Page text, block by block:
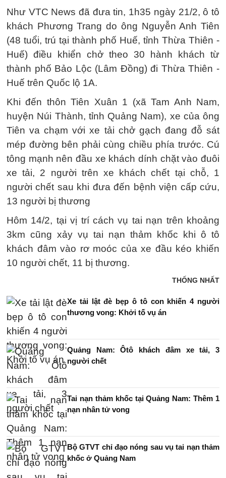
Như VTC News đã đưa tin, 1h35 ngày 21/2, ô tô
khách Phương Trang do ông Nguyễn Anh Tiên
(48 tuổi, trú tại thành phố Huế, tỉnh Thừa Thiên -
Huế) điều khiển chở theo 30 hành khách từ
thành phố Bảo Lộc (Lâm Đồng) đi Thừa Thiên -
Huế trên Quốc lộ 1A.
Khi đến thôn Tiên Xuân 1 (xã Tam Anh Nam,
huyện Núi Thành, tỉnh Quảng Nam), xe của ông
Tiên va chạm với xe tải chở gạch đang đỗ sát
mép đường bên phải cùng chiều phía trước. Cú
tông mạnh nên đầu xe khách dính chặt vào đuôi
xe tải, 2 người trên xe khách chết tại chỗ, 1
người chết sau khi đưa đến bệnh viện cấp cứu,
13 người bị thương
Hôm 14/2, tại vị trí cách vụ tai nạn trên khoảng
3km cũng xảy vụ tai nạn thảm khốc khi ô tô
khách đâm vào rơ moóc của xe đầu kéo khiến
10 người chết, 11 bị thương.
THỐNG NHẤT
Xe tải lật đè bẹp ô tô con khiến 4 người
thương vong: Khởi tố vụ án
Quảng Nam: Ôtô khách đâm xe tải, 3
người chết
Tai nạn thảm khốc tại Quảng Nam: Thêm 1
nạn nhân tử vong
Bộ GTVT chỉ đạo nóng sau vụ tai nạn thảm
khốc ở Quảng Nam